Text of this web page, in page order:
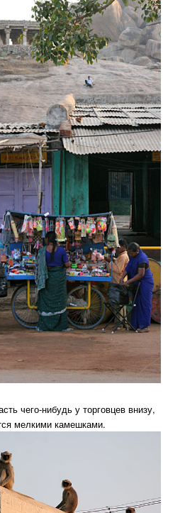
чего-нибудь у торговцев внизу,
мелкими камешками.